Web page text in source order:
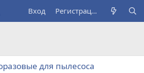
Вход Регистрация
для пылесоса